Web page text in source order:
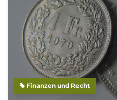
Finanzen und Recht